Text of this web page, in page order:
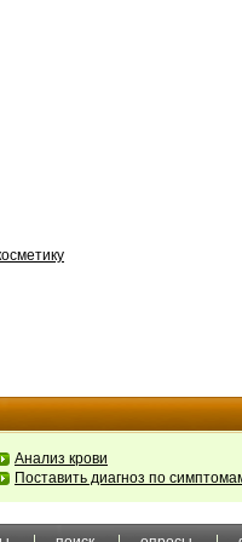
Анализ крови
Поставить диагноз по